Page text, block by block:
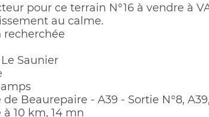
pour ce terrain N°16 à vendre à
au calme.
recherchée
Saunier
Beaurepaire - A39 - Sortie N°8,
10 km, 14 mn